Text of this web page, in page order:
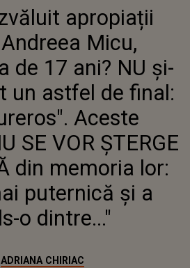
DESPRE ANDREEA MICU,
ADOLESCENTA DE 17 ANI? NU ȘI-
AU IMAGINAT UN ASTFEL DE
FINAL: "ESTE DUREROS". ACESTE
MOMENTE NU SE VOR ȘTERGE
NICIODATĂ DIN MEMORIA LOR: "A
FOST MAI PUTERNICĂ ŞI A
SMULS-O DINTRE..."
apropiații
Micu,
de 17 ani? NU și-
un astfel de final:
Aceste
SE VOR ȘTERGE
din memoria lor:
puternică şi a
o dintre..."
ADRIANA CHIRIAC